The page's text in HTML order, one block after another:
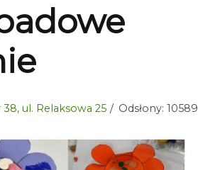
38, ul. Relaksowa 25 Odsłony: 10589